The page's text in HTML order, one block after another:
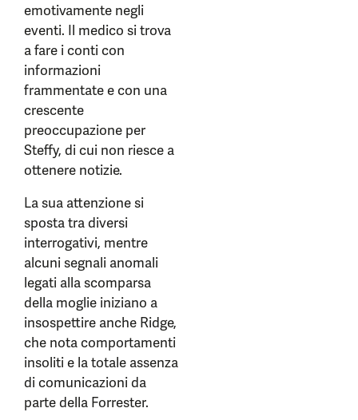
emotivamente negli
eventi. Il medico si trova
a fare i conti con
informazioni
frammentate e con una
crescente
preoccupazione per
Steffy, di cui non riesce a
ottenere notizie.
La sua attenzione si
sposta tra diversi
interrogativi, mentre
alcuni segnali anomali
legati alla scomparsa
della moglie iniziano a
insospettire anche Ridge,
che nota comportamenti
insoliti e la totale assenza
di comunicazioni da
parte della Forrester.